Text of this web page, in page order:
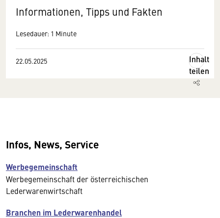
Informationen, Tipps und Fakten
Lesedauer: 1 Minute
22.05.2025
Inhalt
teilen
Infos, News, Service
Werbegemeinschaft
Werbegemeinschaft der österreichischen
Lederwarenwirtschaft
Branchen im Lederwarenhandel